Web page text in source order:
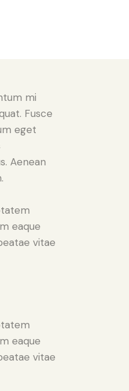
mi
Fusce
eget
Aenean
eaque
vitae
eaque
vitae